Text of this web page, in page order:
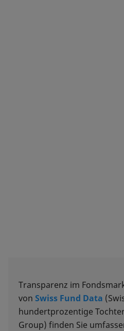
Transparenz im
von Swiss Fund Data
hundertprozentige
Group) finden Sie